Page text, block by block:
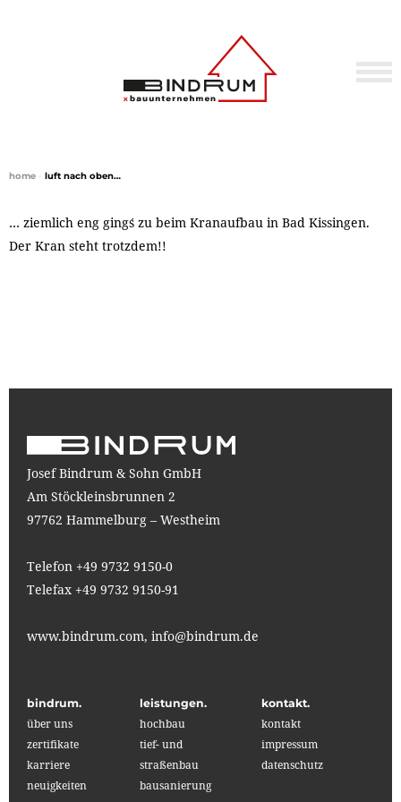
home luft nach oben…
… ziemlich eng ging´s zu beim Kranaufbau in Bad Kissingen.
Der Kran steht trotzdem!!
Josef Bindrum & Sohn GmbH
Am Stöckleinsbrunnen 2
97762 Hammelburg – Westheim
Telefon +49 9732 9150-0
Telefax +49 9732 9150-91
www.bindrum.com, info@bindrum.de
bindrum.
über uns
zertifikate
karriere
neuigkeiten
leistungen.
hochbau
tief- und
straßenbau
bausanierung
kontakt.
kontakt
impressum
datenschutz